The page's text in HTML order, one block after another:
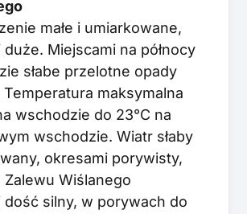
małe i umiarkowane,
Miejscami na północy
słabe przelotne opady
maksymalna
wschodzie do 23°C na
wschodzie. Wiatr słaby
okresami porywisty,
Wiślanego
dość silny, w porywach do